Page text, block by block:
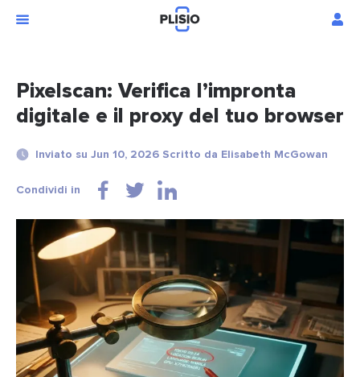
Pixelscan: Verifica l’impronta
digitale e il proxy del tuo browser
Inviato su Jun 10, 2026 Scritto da Elisabeth McGowan
Condividi in